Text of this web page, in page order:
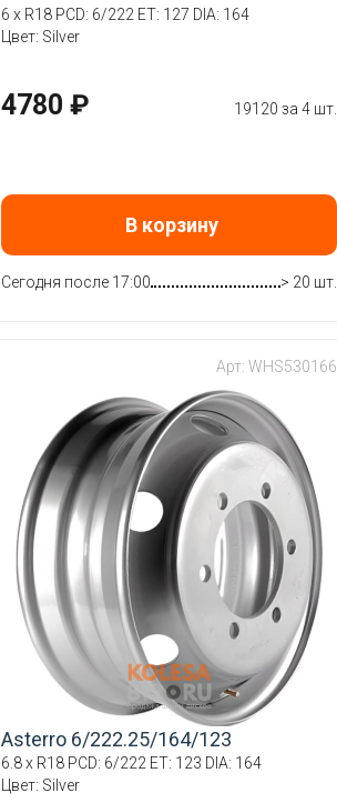
6 x R18 PCD: 6/222 ET: 127 DIA: 164
Цвет: Silver
4780 ₽ 19120 за 4 шт.
В корзину
Сегодня после 17:00 > 20 шт.
Арт: WHS530166
Asterro 6/222.25/164/123
6.8 x R18 PCD: 6/222 ET: 123 DIA: 164
Цвет: Silver